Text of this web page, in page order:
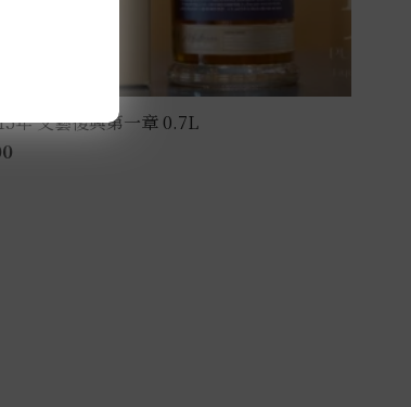
年 文藝復興第一章 0.7L